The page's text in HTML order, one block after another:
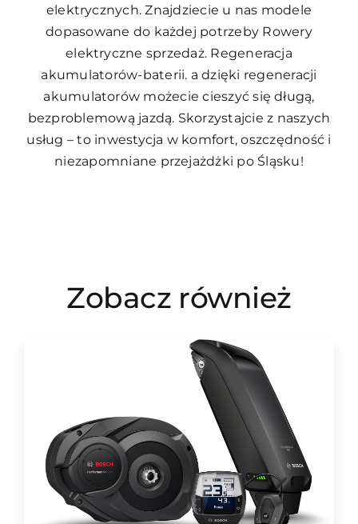
elektrycznych. Znajdziecie u nas modele
dopasowane do każdej potrzeby Rowery
elektryczne sprzedaż. Regeneracja
akumulatorów-baterii. a dzięki regeneracji
akumulatorów możecie cieszyć się długą,
bezproblemową jazdą. Skorzystajcie z naszych
usług – to inwestycja w komfort, oszczędność i
niezapomniane przejażdżki po Śląsku!
Zobacz również